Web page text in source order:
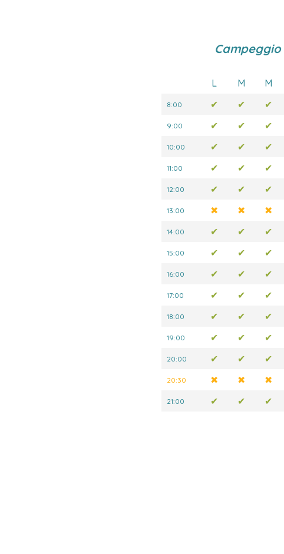
L M M
8:00 ✔ ✔ ✔
9:00 ✔ ✔ ✔
10:00 ✔ ✔ ✔
11:00 ✔ ✔ ✔
12:00 ✔ ✔ ✔
13:00 ✖ ✖ ✖
14:00 ✔ ✔ ✔
15:00 ✔ ✔ ✔
16:00 ✔ ✔ ✔
17:00 ✔ ✔ ✔
18:00 ✔ ✔ ✔
19:00 ✔ ✔ ✔
20:00 ✔ ✔ ✔
20:30 ✖ ✖ ✖
21:00 ✔ ✔ ✔